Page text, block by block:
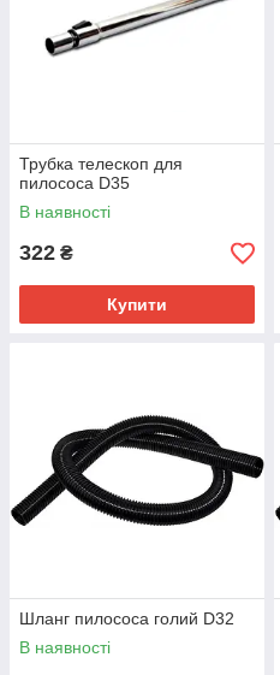
Трубка телескоп для
пилососа D35
В наявності
322 ₴
Купити
Шланг пилососа голий D32
В наявності